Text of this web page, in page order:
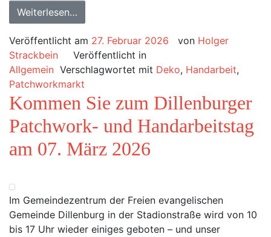
Weiterlesen…
Veröffentlicht am 27. Februar 2026 von Holger
Strackbein
Veröffentlicht in
Allgemein Verschlagwortet mit Deko, Handarbeit,
Patchworkmarkt
Kommen Sie zum Dillenburger
Patchwork- und Handarbeitstag
am 07. März 2026
Im Gemeindezentrum der Freien evangelischen
Gemeinde Dillenburg in der Stadionstraße wird von 10
bis 17 Uhr wieder einiges geboten – und unser